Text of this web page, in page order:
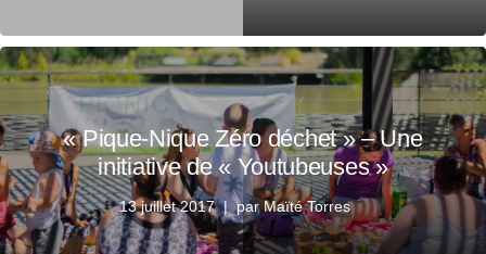
« Pique-Nique Zéro déchet » – Une
initiative de « Youtubeuses »
13 juillet 2017 parMaïté Torres